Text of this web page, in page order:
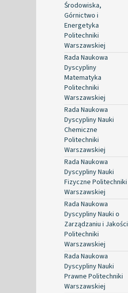
Środowiska,
Górnictwo i
Energetyka
Politechniki
Warszawskiej
Rada Naukowa
Dyscypliny
Matematyka
Politechniki
Warszawskiej
Rada Naukowa
Dyscypliny Nauki
Chemiczne
Politechniki
Warszawskiej
Rada Naukowa
Dyscypliny Nauki
Fizyczne Politechniki
Warszawskiej
Rada Naukowa
Dyscypliny Nauki o
Zarządzaniu i Jakości
Politechniki
Warszawskiej
Rada Naukowa
Dyscypliny Nauki
Prawne Politechniki
Warszawskiej